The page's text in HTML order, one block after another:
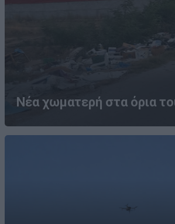
Νέα χωματερή στα όρια